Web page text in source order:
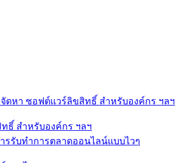
ธิ์ สำหรับองค์กร ฯลฯ